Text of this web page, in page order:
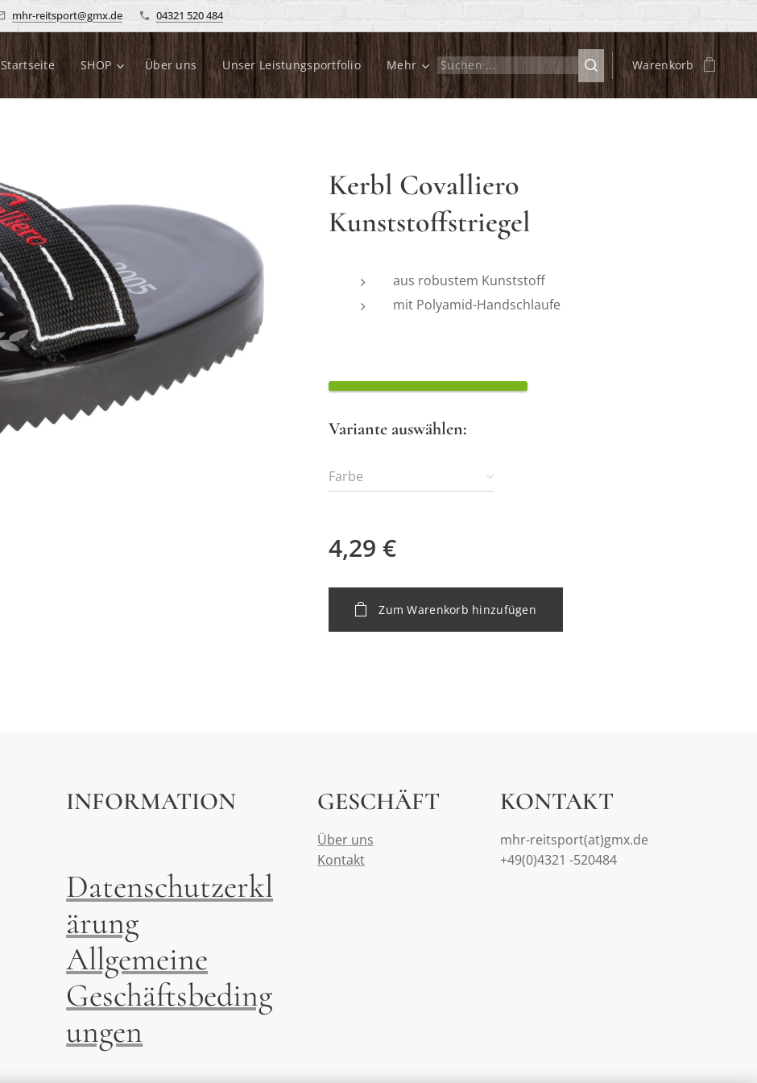
mhr-reitsport@gmx.de 04321 520 484
Startseite SHOP Über uns Unser Leistungsportfolio Mehr Warenkorb
Kerbl Covalliero
Kunststoffstriegel
aus robustem Kunststoff
mit Polyamid-Handschlaufe
Variante auswählen:
Farbe
4,29 €
Zum Warenkorb hinzufügen
INFORMATION
Datenschutzerkl
ärung
Allgemeine
Geschäftsbeding
ungen
GESCHÄFT
Über uns
Kontakt
KONTAKT
mhr-reitsport(at)gmx.de
+49(0)4321 -520484